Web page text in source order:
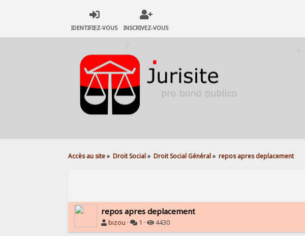
IDENTIFIEZ-VOUS INSCRIVEZ-VOUS
Accès au site» Droit Social» Droit Social Général» repos apres deplacement
repos apres deplacement
bizou · 1 · 4430